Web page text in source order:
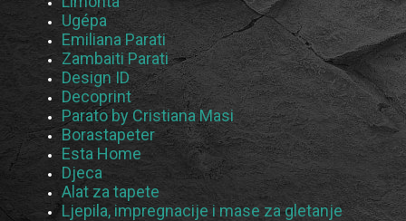
Ugépa
Emiliana Parati
Zambaiti Parati
Design ID
Decoprint
Parato by Cristiana Masi
Borastapeter
Esta Home
Djeca
Alat za tapete
Ljepila, impregnacije i mase za gletanje